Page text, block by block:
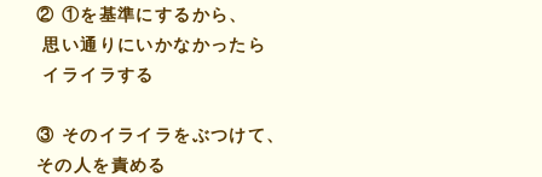
② ①を基準にするから、
思い通りにいかなかったら
イライラする
③ そのイライラをぶつけて、
その人を責める